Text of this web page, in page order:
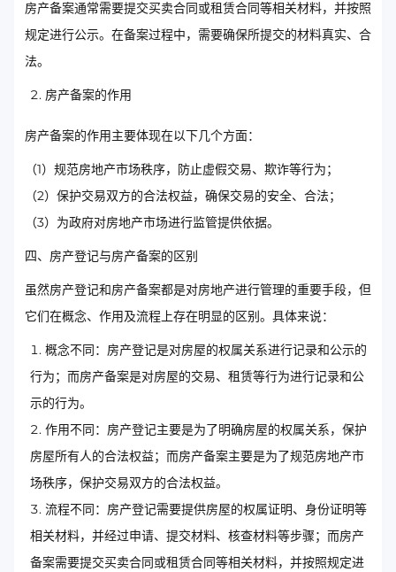
房产备案通常需要提交买卖合同或租赁合同等相关材料，并按照
规定进行公示。在备案过程中，需要确保所提交的材料真实、合
法。
房产备案的作用
房产备案的作用主要体现在以下几个方面：
（1）规范房地产市场秩序，防止虚假交易、欺诈等行为；
（2）保护交易双方的合法权益，确保交易的安全、合法；
（3）为政府对房地产市场进行监管提供依据。
四、房产登记与房产备案的区别
虽然房产登记和房产备案都是对房地产进行管理的重要手段，但
它们在概念、作用及流程上存在明显的区别。具体来说：
概念不同：房产登记是对房屋的权属关系进行记录和公示的
行为；而房产备案是对房屋的交易、租赁等行为进行记录和公
示的行为。
作用不同：房产登记主要是为了明确房屋的权属关系，保护
房屋所有人的合法权益；而房产备案主要是为了规范房地产市
场秩序，保护交易双方的合法权益。
流程不同：房产登记需要提供房屋的权属证明、身份证明等
相关材料，并经过申请、提交材料、核查材料等步骤；而房产
备案需要提交买卖合同或租赁合同等相关材料，并按照规定进